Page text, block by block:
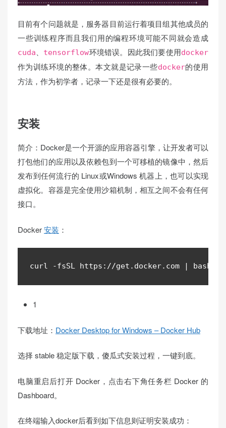
目前有个问题就是，服务器目前运行着项目组其他成员的
一些训练程序而且我们用的编程环境可能不同就会造成
cuda tensorflow环境错误。因此我们要使用docker
作为训练环境的整体。本文就是记录一些docker的使用
方法，作为初学者，记录一下还是很有必要的。
安装
简介：Docker是一个开源的应用容器引擎，让开发者可以
打包他们的应用以及依赖包到一个可移植的镜像中，然后
发布到任何流行的 Linux或Windows 机器上，也可以实现
虚拟化。容器是完全使用沙箱机制，相互之间不会有任何
接口。
Docker安装 ：
curl -fsSL https ://get . docker. com | bash
1
下载地址： Docker Desktop for Windows – Docker Hub
选择 stable 稳定版下载，傻瓜式安装过程，一键到底。
电脑重启后打开 Docker，点击右下角任务栏 Docker 的
Dashboard。
在终端输入docker后看到如下信息则证明安装成功：